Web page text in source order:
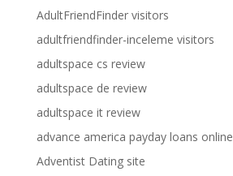
AdultFriendFinder visitors
adultfriendfinder-inceleme visitors
adultspace cs review
adultspace de review
adultspace it review
advance america payday loans online
Adventist Dating site